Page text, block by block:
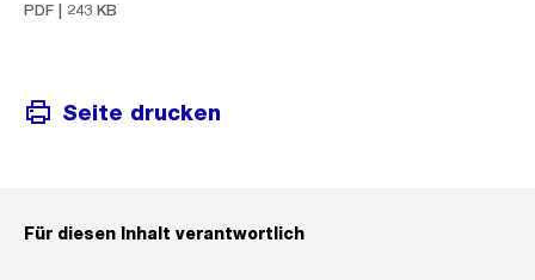
PDF | 243 KB
Seite drucken
Für diesen Inhalt verantwortlich